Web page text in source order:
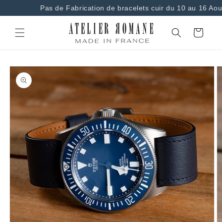
Pas de Fabrication de bracelets cuir du 10 au 16
contenu
Panier
Passer aux
informations
produits